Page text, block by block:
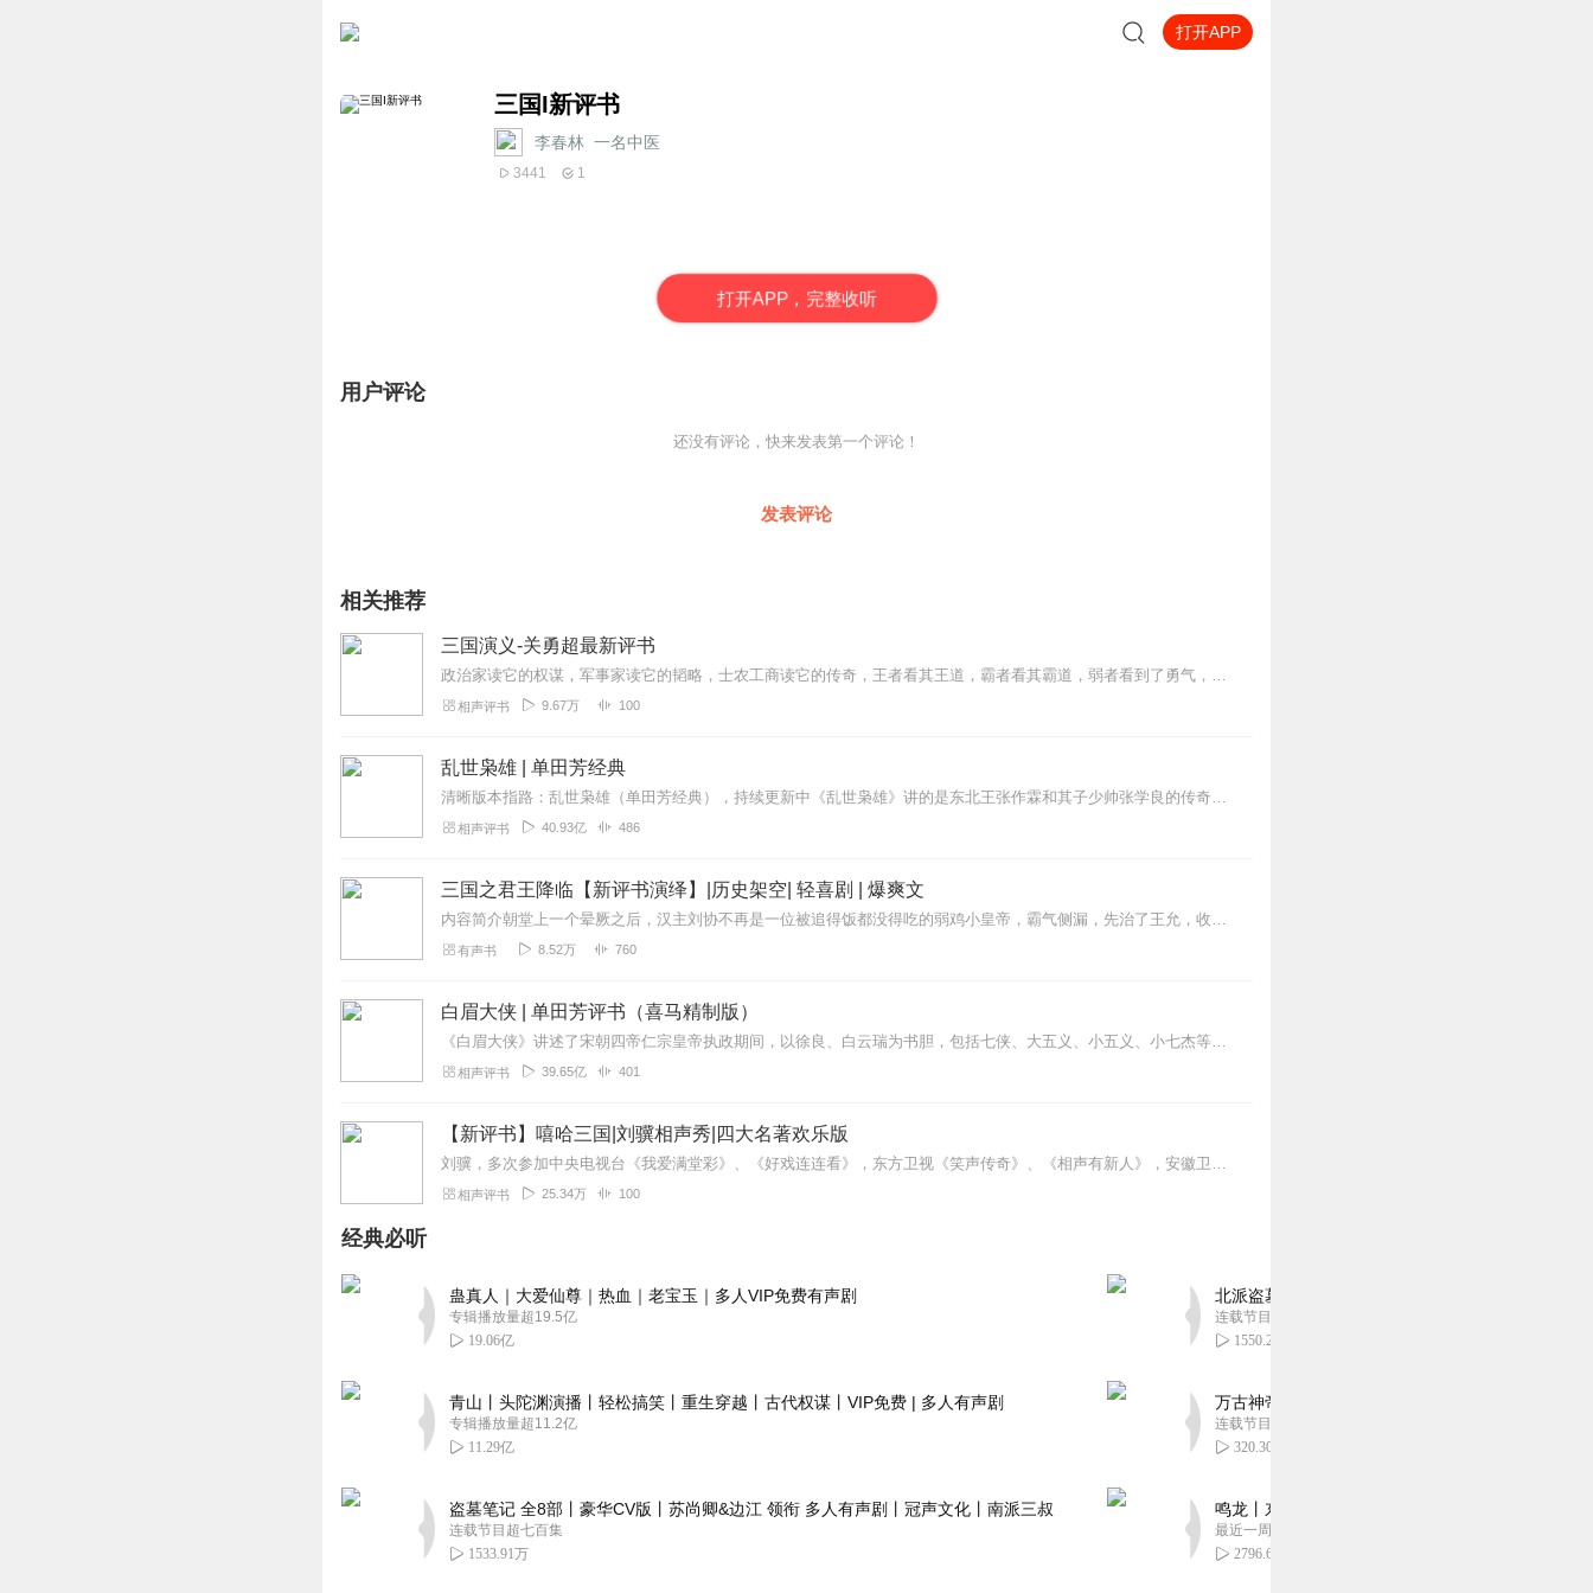
打开APP
三国I新评书
李春林_一名中医
3441 1
打开APP，完整收听
用户评论
还没有评论，快来发表第一个评论！
发表评论
相关推荐
三国演义-关勇超最新评书
政治家读它的权谋，军事家读它的韬略，士农工商读它的传奇，王者看其王道，霸者看其霸道，弱者看到了勇气，强者看到了得失；正义之人震撼于其中之正义，老...
相声评书 9.67万 100
乱世枭雄 | 单田芳经典
清晰版本指路：乱世枭雄（单田芳经典），持续更新中《乱世枭雄》讲的是东北王张作霖和其子少帅张学良的传奇故事，是著名评书艺术家单田芳先生根据大量的历史材料和广为流传...
相声评书 40.93亿 486
三国之君王降临【新评书演绎】|历史架空| 轻喜剧 | 爆爽文
内容简介朝堂上一个晕厥之后，汉主刘协不再是一位被追得饭都没得吃的弱鸡小皇帝，霸气侧漏，先治了王允，收回“史上第一毒计”，得李傕、郭佀、吕布、荀...
有声书 8.52万 760
白眉大侠 | 单田芳评书（喜马精制版）
《白眉大侠》讲述了宋朝四帝仁宗皇帝执政期间，以徐良、白云瑞为书胆，包括七侠、大五义、小五义、小七杰等众开封府校尉，在八王赵德芳、包拯、颜查散等清官的支持下，为保...
相声评书 39.65亿 401
【新评书】嘻哈三国|刘骥相声秀|四大名著欢乐版
刘骥，多次参加中央电视台《我爱满堂彩》、《好戏连连看》，东方卫视《笑声传奇》、《相声有新人》，安徽卫视《今夜欢乐颂》，天津卫视《群英会》，广东卫视《美好生活欢乐...
相声评书 25.34万 100
经典必听
蛊真人｜大爱仙尊｜热血｜老宝玉｜多人VIP免费有声剧
专辑播放量超19.5亿
19.06亿
青山丨头陀渊演播丨轻松搞笑丨重生穿越丨古代权谋丨VIP免费 | 多人有声剧
专辑播放量超11.2亿
11.29亿
盗墓笔记 全8部丨豪华CV版丨苏尚卿&边江 领衔 多人有声剧丨冠声文化丨南派三叔
连载节目超七百集
1533.91万
北派盗墓笔记丨头陀渊出品丨悬疑灵异丨摸金校尉
连载节目超四百集
1550.21万
万古神帝丨玄幻丨热血丨紫襟团队演播丨多人有声
连载节目超二百集
320.30万
鸣龙丨东方玄幻丨紫襟团队丨轻松搞笑丨多人有声
最近一周更新
2796.61万